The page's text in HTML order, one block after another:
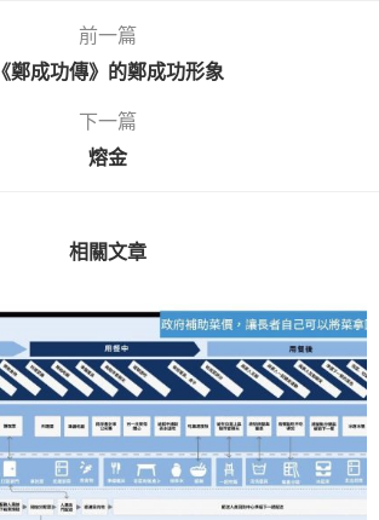
前一篇
《鄭成功傳》的鄭成功形象
下一篇
熔金
相關文章